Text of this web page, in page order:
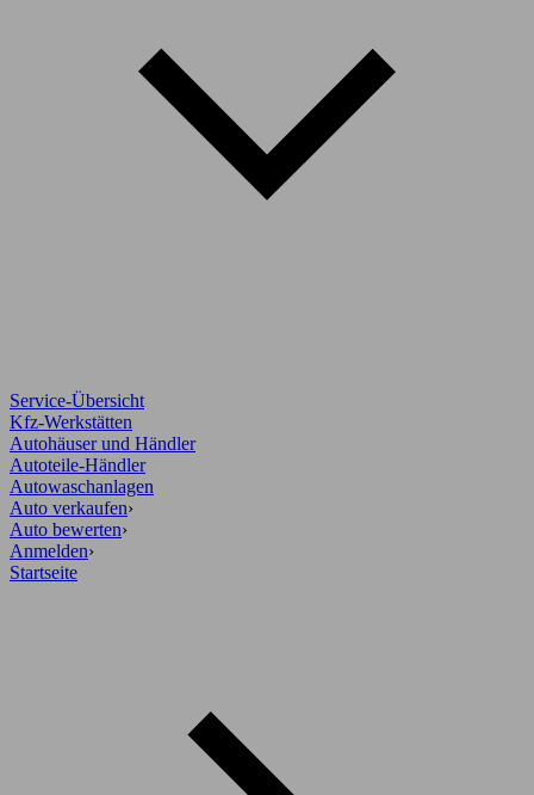
Service-Übersicht
Kfz-Werkstätten
Autohäuser und Händler
Autoteile-Händler
Autowaschanlagen
Auto verkaufen›
Auto bewerten›
Anmelden›
Startseite